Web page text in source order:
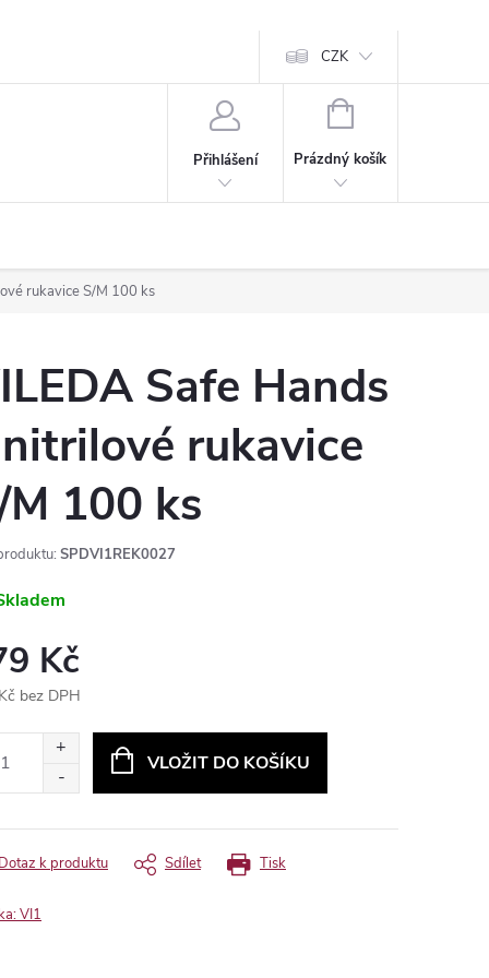
CZK
Přihlášení
NÁKUPNÍ
Prázdný košík
rukavice S/M 100 ks
Safe Hands
rukavice
100 ks
SPDVI1REK0027
Kč
bez DPH
VLOŽIT DO KOŠÍKU
Tisk
k produktu Sdílet
VI1